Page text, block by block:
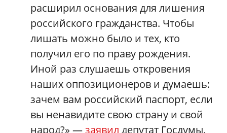
расширил основания для лишения
российского гражданства. Чтобы
лишать можно было и тех, кто
получил его по праву рождения.
Иной раз слушаешь откровения
наших оппозиционеров и думаешь:
зачем вам российский паспорт, если
вы ненавидите свою страну и свой
народ?» —заявил депутат Госдумы.